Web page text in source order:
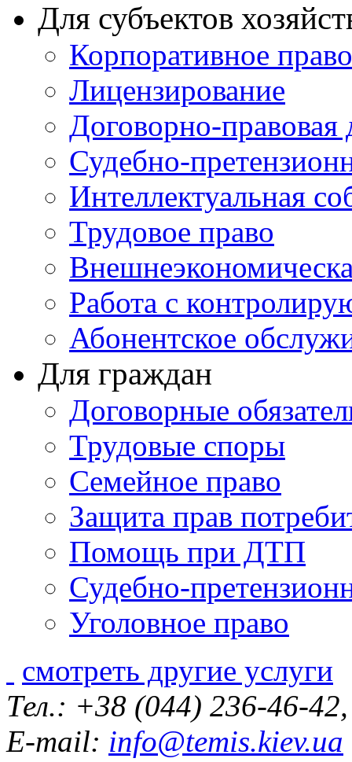
Для субъектов
Корпоративное право
Лицензирование
Договорно-правовая
Судебно-
Интеллектуальная
Трудовое право
Работа с
Абонентское
Для граждан
Договорные
Трудовые споры
Семейное право
Защита прав
Помощь при ДТП
Судебно-
Уголовное право
смотреть другие услуги
Тел.: +38 (044) 236-46-
E-mail: info@temis.kiev.ua